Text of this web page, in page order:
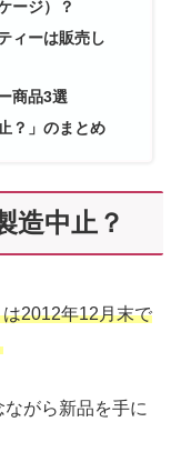
ージ）？
ィーは販売し
商品3選
？」のまとめ
造中止？
2012年12月末で
がら新品を手に